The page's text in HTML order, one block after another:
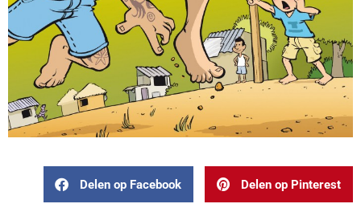
Delen op Facebook Delen op Pinterest